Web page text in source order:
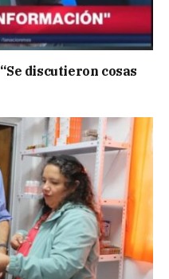
discutieron cosas